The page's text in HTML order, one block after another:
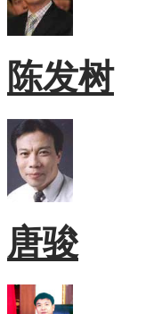
陈发树
唐骏